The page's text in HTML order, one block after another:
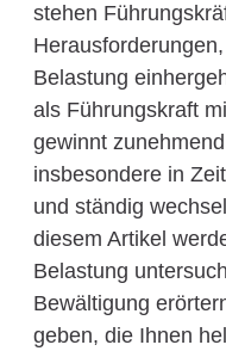
stehen
Belastung
als Führungskraft
gewinnt
insbesondere in
und ständig
diesem Artikel
Belastung
Bewältigung
geben, die Ihnen